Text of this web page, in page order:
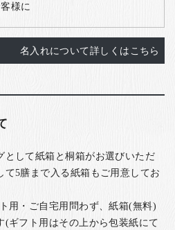
様に
名入れについて詳しくはこちら
として紙箱と桐箱がお選びいただ
て5膳まで入る紙箱もご用意してお
用・ご自宅用問わず、紙箱(無料)
(ギフト用はその上から包装紙にて